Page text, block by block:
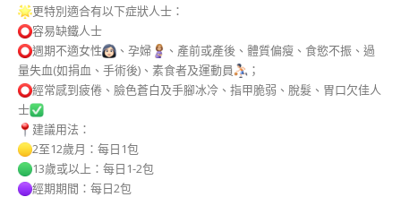
更特別適合有以下症狀人士：
容易缺鐵人士
週期不適女性
、孕婦
、產前或產後、體質偏瘦、食慾不振、過
量失血(如捐血、手術後)、素食者及運動員
；
經常感到疲倦、臉色蒼白及手腳冰冷、指甲脆弱、脫髮、胃口欠佳人
士
建議用法：
2至12歲月：每日1包
13歲或以上：每日1-2包
經期期間：每日2包